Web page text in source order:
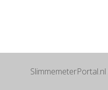
SlimmemeterPortal.nl